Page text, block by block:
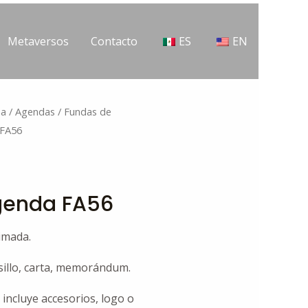
Metaversos Contacto ES EN
/Agendas / Fundas de
FA56
carta, memorándum.
accesorios, logo o